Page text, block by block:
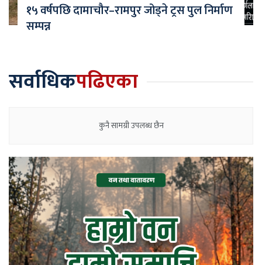
१५ वर्षपछि दामाचौर–रामपुर जोड्ने ट्रस पुल निर्माण
सम्पन्न
सर्वाधिकपढिएका
कुनै सामग्री उपलब्ध छैन